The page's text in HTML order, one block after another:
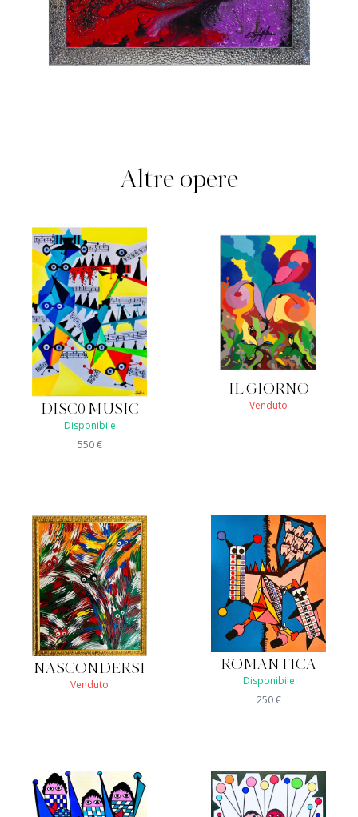
Altre opere
DISC0 MUSIC
Disponibile
550€
IL GIORNO
Venduto
NASCONDERSI
Venduto
ROMANTICA
Disponibile
250€